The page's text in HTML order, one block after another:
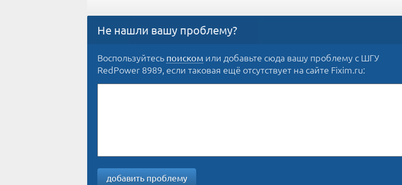
Не нашли вашу проблему?
Воспользуйтесь поиском или добавьте сюда вашу проблему с ШГУ
RedPower 8989, если таковая ещё отсутствует на сайте Fixim.ru:
добавить проблему